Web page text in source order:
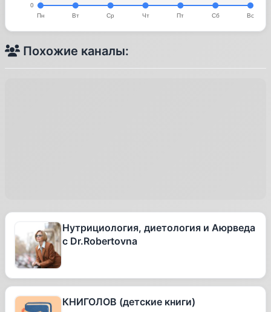
Похожие каналы:
Нутрициология, диетология и Аюрведа
с Dr.Robertovna
КНИГОЛОВ (детские книги)